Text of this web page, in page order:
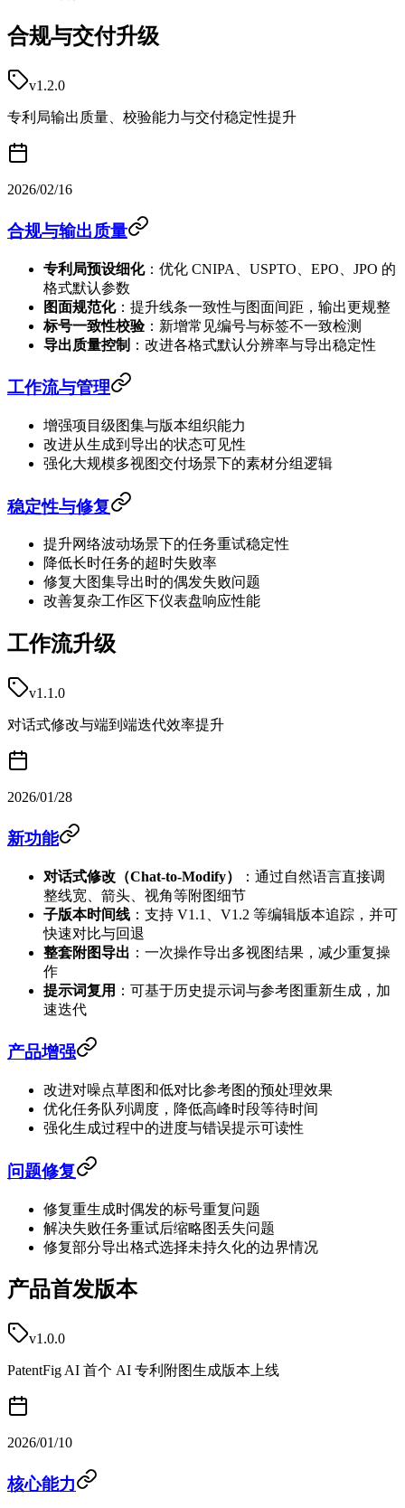
合规与交付升级
v1.2.0
专利局输出质量、校验能力与交付稳定性提升
2026/02/16
合规与输出质量
专利局预设细化：优化 CNIPA、USPTO、EPO、JPO 的
格式默认参数
图面规范化：提升线条一致性与图面间距，输出更规整
标号一致性校验：新增常见编号与标签不一致检测
导出质量控制 ：改进各格式默认分辨率与导出稳定性
工作流与管理
增强项目级图集与版本组织能力
改进从生成到导出的状态可见性
强化大规模多视图交付场景下的素材分组逻辑
稳定性与修复
提升网络波动场景下的任务重试稳定性
降低长时任务的超时失败率
修复大图集导出时的偶发失败问题
改善复杂工作区下仪表盘响应性能
工作流升级
v1.1.0
对话式修改与端到端迭代效率提升
2026/01/28
新功能
对话式修改（Chat-to-Modify）
：通过自然语言直接调
整线宽、箭头、视角等附图细节
子版本时间线 ：支持 V1.1、V1.2 等编辑版本追踪，并可
快速对比与回退
整套附图导出 ：一次操作导出多视图结果，减少重复操
作
提示词复用 ：可基于历史提示词与参考图重新生成，加
速迭代
产品增强
改进对噪点草图和低对比参考图的预处理效果
优化任务队列调度，降低高峰时段等待时间
强化生成过程中的进度与错误提示可读性
问题修复
修复重生成时偶发的标号重复问题
解决失败任务重试后缩略图丢失问题
修复部分导出格式选择未持久化的边界情况
产品首发版本
v1.0.0
PatentFig AI 首个 AI 专利附图生成版本上线
2026/01/10
核心能力